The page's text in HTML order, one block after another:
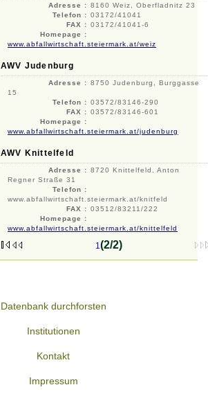
Adresse : 8160 Weiz, Oberfladnitz 23
Telefon : 03172/41041
FAX : 03172/41041-6
Homepage :
www.abfallwirtschaft.steiermark.at/weiz
AWV Judenburg
Adresse : 8750 Judenburg, Burggasse
15
Telefon : 03572/83146-290
FAX : 03572/83146-601
Homepage :
www.abfallwirtschaft.steiermark.at/judenburg
AWV Knittelfeld
Adresse : 8720 Knittelfeld, Anton
Regner Straße 31
Telefon :
www.abfallwirtschaft.steiermark.at/knitfeld
FAX : 03512/83211/222
Homepage :
www.abfallwirtschaft.steiermark.at/knittelfeld
1(2/2)
Datenbank durchforsten
Institutionen
Kontakt
Impressum